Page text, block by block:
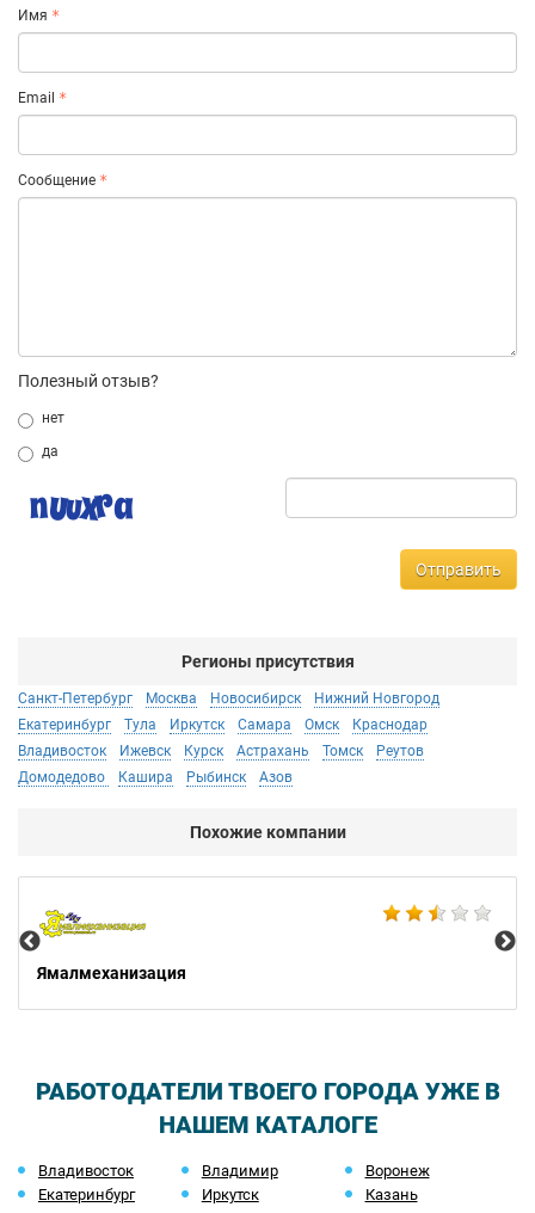
Имя
Email
Сообщение
Полезный отзыв?
нет
да
Отправить
Регионы присутствия
Санкт-Петербург Москва Новосибирск
Нижний Новгород
Екатеринбург
Тула Иркутск Самара Омск
Краснодар
Владивосток
Ижевск Курск Астрахань Томск
Реутов
Домодедово
Кашира Рыбинск Азов
Похожие компании
Ямалмеханизация
РАБОТОДАТЕЛИ ТВОЕГО ГОРОДА УЖЕ В
НАШЕМ КАТАЛОГЕ
Владивосток Владимир
Воронеж
Екатеринбург
Иркутск
Казань